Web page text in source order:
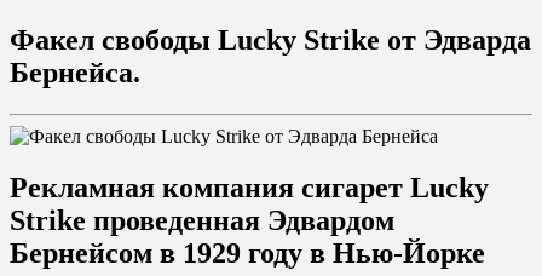
Факел свободы Lucky Strike от Эдварда
Бернейса.
Рекламная компания сигарет Lucky
Strike проведенная Эдвардом
Бернейсом в 1929 году в Нью-Йорке